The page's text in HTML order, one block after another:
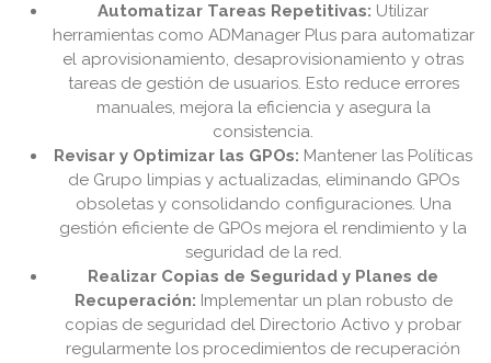
Automatizar Tareas Repetitivas: Utilizar
herramientas como ADManager Plus para automatizar
el aprovisionamiento, desaprovisionamiento y otras
tareas de gestión de usuarios. Esto reduce errores
manuales, mejora la eficiencia y asegura la
consistencia.
Revisar y Optimizar las GPOs: Mantener las Políticas
de Grupo limpias y actualizadas, eliminando GPOs
obsoletas y consolidando configuraciones. Una
gestión eficiente de GPOs mejora el rendimiento y la
seguridad de la red.
Realizar Copias de Seguridad y Planes de
Recuperación: Implementar un plan robusto de
copias de seguridad del Directorio Activo y probar
regularmente los procedimientos de recuperación